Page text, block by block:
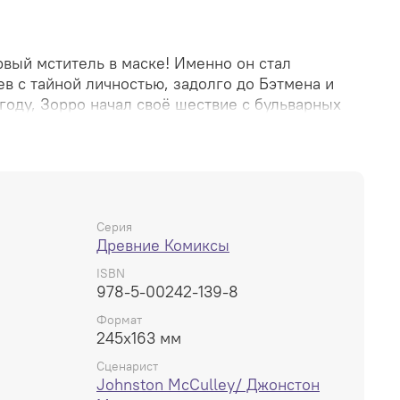
мститель в маске! Именно он стал
с тайной личностью, задолго до Бэтмена и
году, Зорро начал своё шествие с бульварных
во все возможные медиа: радио, кино,
плащ, острый клинок и подпись в виде
Комиксы о Зорро — это захватывающее
достоверность и эстетика Золотого Века в
Зорро» (The Quest of Zorro) — Four Color
Серия
Древние Комиксы
ISBN
978-5-00242-139-8
Формат
245x163 мм
Сценарист
Johnston McCulley/ Джонстон